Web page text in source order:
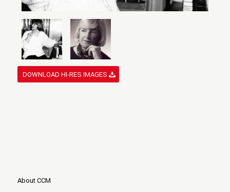
DOWNLOAD HI-RES IMAGES
About CCM